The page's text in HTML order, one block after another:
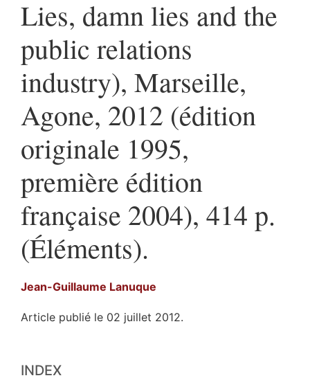
Lies, damn lies and the
public relations
industry), Marseille,
Agone, 2012 (édition
originale 1995,
première édition
française 2004), 414 p.
(Éléments).
Jean-Guillaume Lanuque
Article publié le 02 juillet 2012.
Texte
INDEX